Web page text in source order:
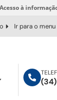
Acesso à
Ir para o menu